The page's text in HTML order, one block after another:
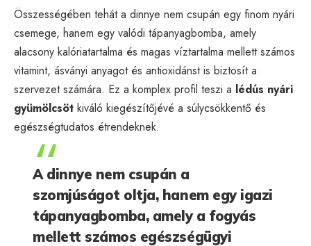
Összességében tehát a dinnye nem csupán egy finom nyári
csemege, hanem egy valódi tápanyagbomba, amely
alacsony kalóriatartalma és magas víztartalma mellett számos
vitamint, ásványi anyagot és antioxidánst is biztosít a
szervezet számára. Ez a komplex profil teszi a lédús nyári
gyümölcsöt kiváló kiegészítőjévé a súlycsökkentő és
egészségtudatos étrendeknek.
A dinnye nem csupán a
szomjúságot oltja, hanem egy igazi
tápanyagbomba, amely a fogyás
mellett számos egészségügyi